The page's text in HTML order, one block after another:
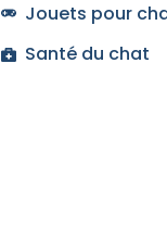
Jouets pour
Santé du chat